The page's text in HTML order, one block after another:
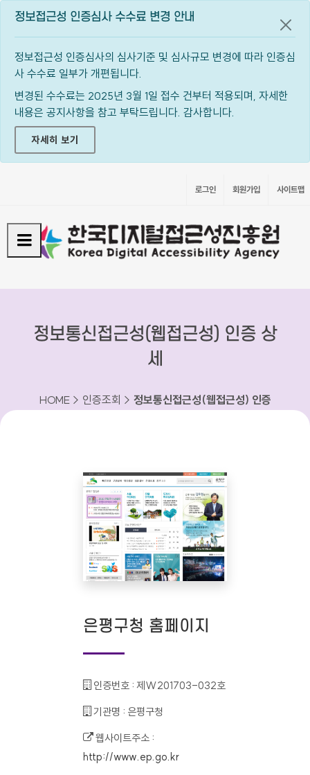
정보접근성 인증심사 수수료 변경 안내
정보접근성 인증심사의 심사기준 및 심사규모 변경에 따라 인증심
사 수수료 일부가 개편됩니다.
변경된 수수료는 2025년 3월 1일 접수 건부터 적용되며, 자세한
내용은 공지사항을 참고 부탁드립니다. 감사합니다.
자세히 보기
공지
로그인 회원가입 사이트맵
정보통신접근성(웹접근성) 인증 상
세
HOME > 인증조회 > 정보통신접근성(웹접근성) 인증
은평구청 홈페이지
인증번호 : 제W201703-032호
기관명 : 은평구청
웹사이트주소 :
http://www.ep.go.kr